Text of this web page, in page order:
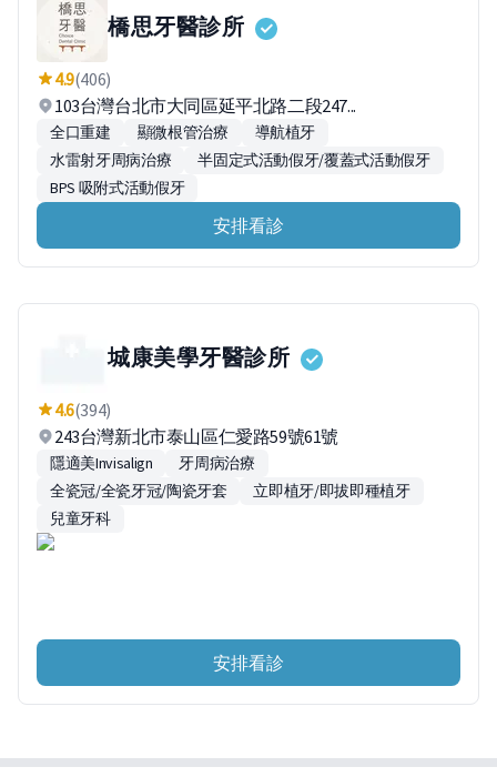
橋思牙醫診所
4.9(406)
103台灣台北市大同區延平北路二段247...
全口重建 顯微根管治療
導航植牙
水雷射牙周病治療
半固定式活動假牙/覆蓋式活動假牙
BPS 吸附式活動假牙
安排看診
城康美學牙醫診所
4.6(394)
243台灣新北市泰山區仁愛路59號61號
隱適美Invisalign
牙周病治療
全瓷冠/全瓷牙冠/陶瓷牙套
立即植牙/即拔即種植牙
兒童牙科
安排看診